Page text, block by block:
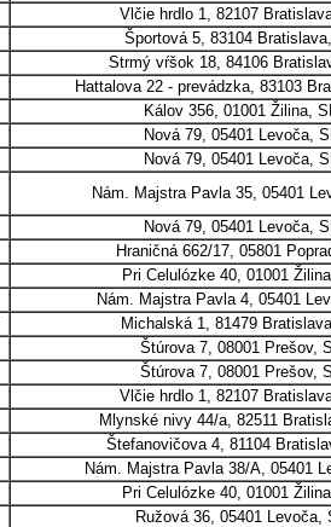
Vlčie hrdlo 1, 82107
Športová 5, 83104
Strmý vŕšok 18, 84106
Hattalova 22 - prevádzka, 83103
Kálov 356, 01001 Žilina,
Nová 79, 05401 Levoča,
Nová 79, 05401 Levoča,
Nám. Majstra Pavla 35, 05401
Nová 79, 05401 Levoča,
Hraničná 662/17, 05801
Pri Celulózke 40, 01001
Nám. Majstra Pavla 4, 05401
Michalská 1, 81479
Štúrova 7, 08001 Prešov,
Štúrova 7, 08001 Prešov,
Vlčie hrdlo 1, 82107
Mlynské nivy 44/a, 82511
Štefanovičova 4, 81104
Nám. Majstra Pavla 38/A, 05401
Pri Celulózke 40, 01001
Ružová 36, 05401 Levoča,